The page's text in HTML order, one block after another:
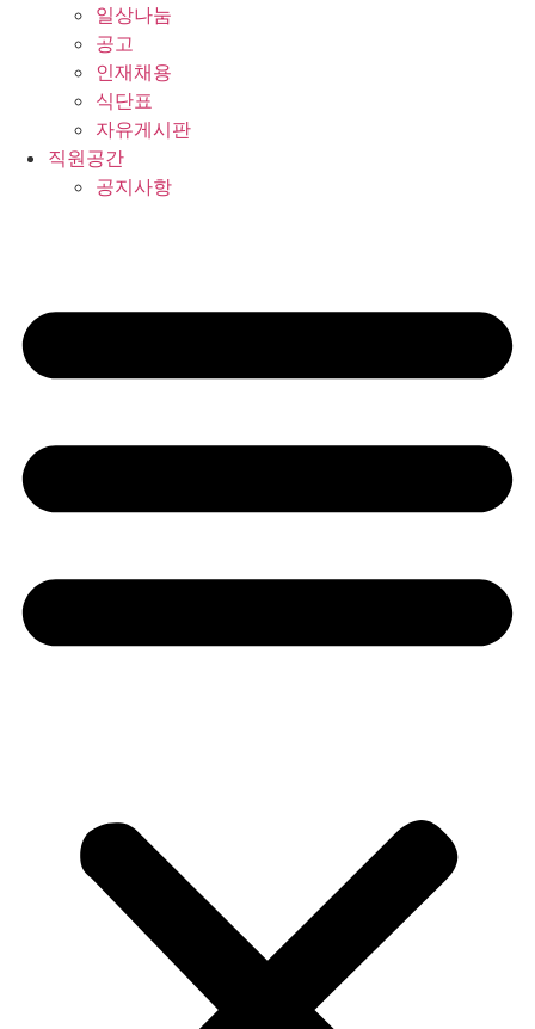
일상나눔
공고
인재채용
식단표
자유게시판
직원공간
공지사항